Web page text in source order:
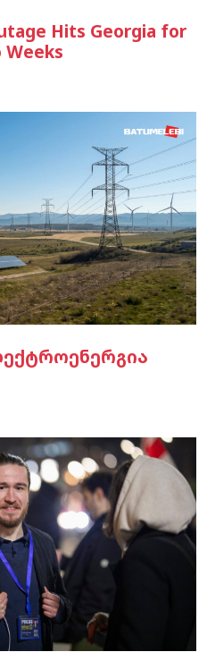
Hits Georgia for